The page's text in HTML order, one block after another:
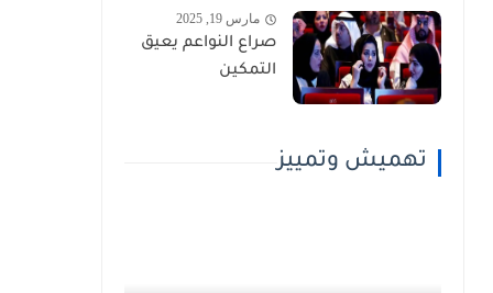
مارس 19, 2025
صراع النواعم يعيق
التمكين
تهميش وتمييز